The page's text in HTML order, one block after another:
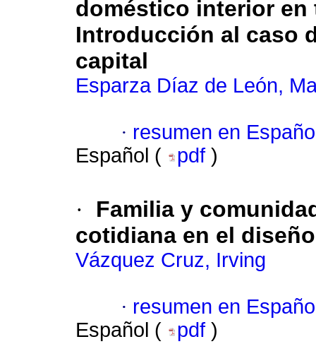
doméstico interior en
Introducción al caso
capital
Esparza Díaz de León,
· resumen en
Español (
pdf )
·
Familia y
cotidiana en el
Vázquez Cruz, Irving
· resumen en
Español (
pdf )